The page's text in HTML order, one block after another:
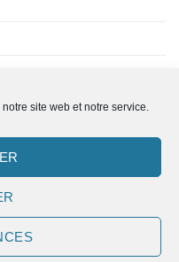
site web et notre service.